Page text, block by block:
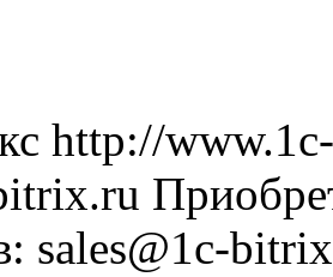
http://
: sales@1c-